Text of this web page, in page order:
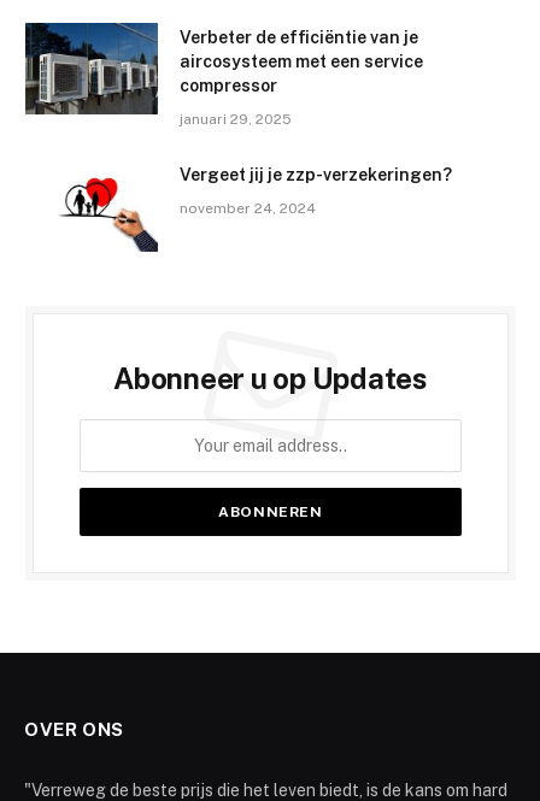
Verbeter de efficiëntie van je
aircosysteem met een service
compressor
januari 29, 2025
Vergeet jij je zzp-verzekeringen?
november 24, 2024
Abonneer u op Updates
OVER ONS
"Verreweg de beste prijs die het leven biedt, is de kans om hard